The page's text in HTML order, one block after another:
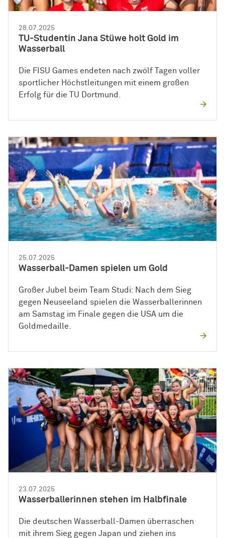
28.07.2025
TU-Studentin Jana Stüwe holt Gold im
Wasserball
Die FISU Games endeten nach zwölf Tagen voller
sportlicher Höchstleitungen mit einem großen
Erfolg für die TU Dortmund.
25.07.2025
Wasserball-Damen spielen um Gold
Großer Jubel beim Team Studi: Nach dem Sieg
gegen Neuseeland spielen die Wasserballerinnen
am Samstag im Finale gegen die USA um die
Goldmedaille.
23.07.2025
Wasserballerinnen stehen im Halbfinale
Die deutschen Wasserball-Damen überraschen
mit ihrem Sieg gegen Japan und ziehen ins